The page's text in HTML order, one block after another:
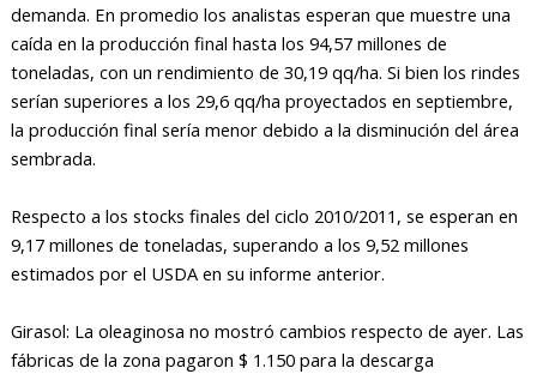
demanda. En promedio los analistas esperan que muestre una
caída en la producción final hasta los 94,57 millones de
toneladas, con un rendimiento de 30,19 qq/ha. Si bien los rindes
serían superiores a los 29,6 qq/ha proyectados en septiembre,
la producción final sería menor debido a la disminución del área
sembrada.
Respecto a los stocks finales del ciclo 2010/2011, se esperan en
9,17 millones de toneladas, superando a los 9,52 millones
estimados por el USDA en su informe anterior.
Girasol: La oleaginosa no mostró cambios respecto de ayer. Las
fábricas de la zona pagaron $ 1.150 para la descarga